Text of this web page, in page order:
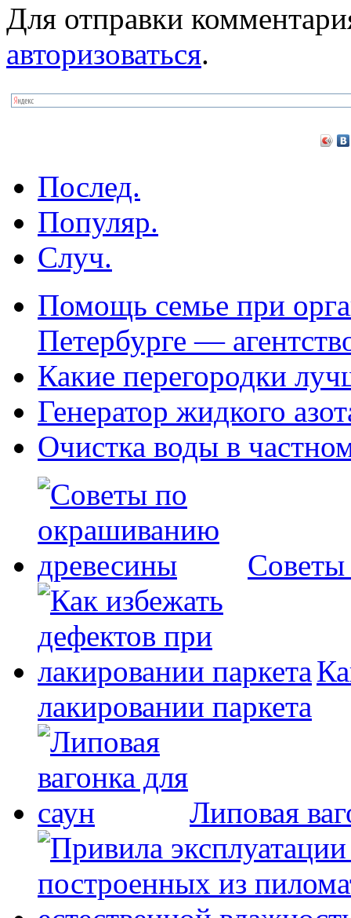
Для отправки
авторизоваться.
Послед.
Популяр.
Случ.
Помощь семье при
Петербурге —
Какие перегородки
Генератор жидкого
Очистка воды в
лакировании паркета
Липовая